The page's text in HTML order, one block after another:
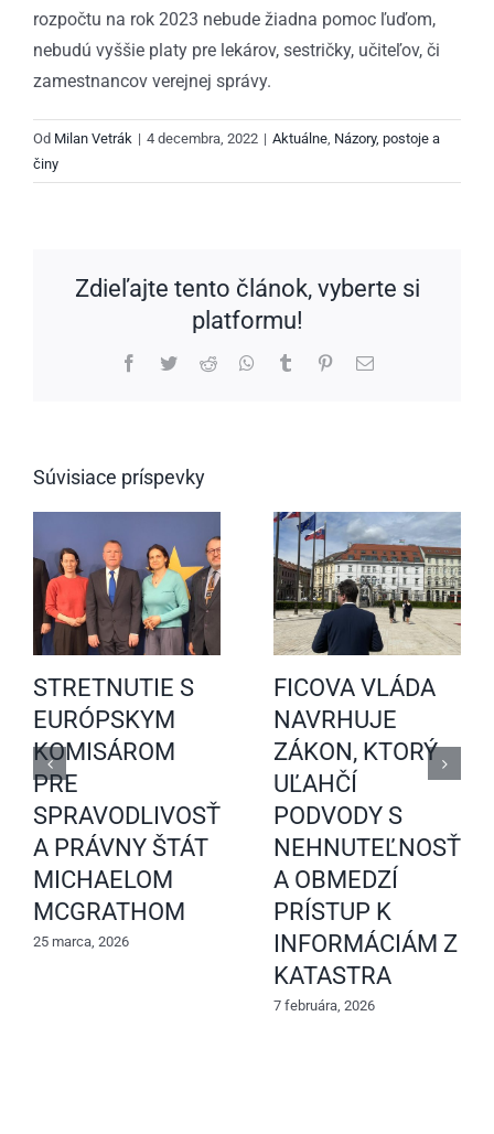
rozpočtu na rok 2023 nebude žiadna pomoc ľuďom,
nebudú vyššie platy pre lekárov, sestričky, učiteľov, či
zamestnancov verejnej správy.
Od Milan Vetrák | 4 decembra, 2022 | Aktuálne, Názory, postoje a
činy
Zdieľajte tento článok, vyberte si
platformu!
Facebook
TwitterReddit WhatsApp
Tumblr PinterestEmail
Súvisiace príspevky
STRETNUTIE S
EURÓPSKYM
KOMISÁROM
PRE
SPRAVODLIVOSŤ
A PRÁVNY ŠTÁT
MICHAELOM
MCGRATHOM
25 marca, 2026
FICOVA VLÁDA
NAVRHUJE
ZÁKON, KTORÝ
UĽAHČÍ
PODVODY S
A OBMEDZÍ
PRÍSTUP K
INFORMÁCIÁM Z
KATASTRA
7 februára, 2026